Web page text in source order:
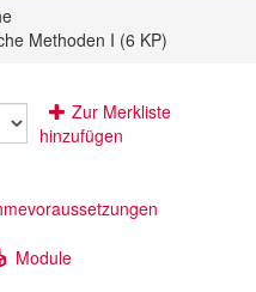
Methoden I (6 KP)
Zur Merkliste
hinzufügen
Module